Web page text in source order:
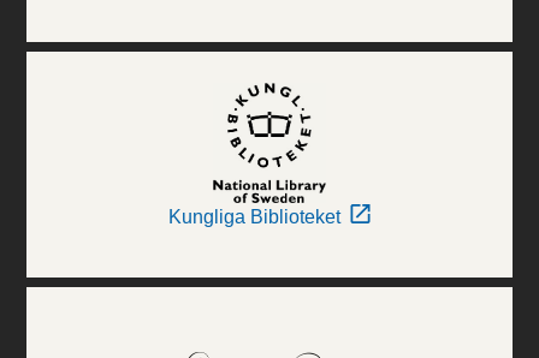
Kungliga Biblioteket